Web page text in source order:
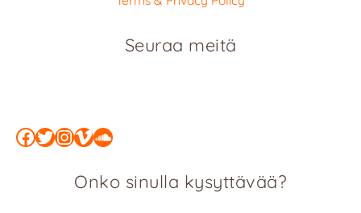
Seuraa meitä
Facebook
Twitter
Instagram
Vimeo
SoundCloud
Onko sinulla kysyttävää?